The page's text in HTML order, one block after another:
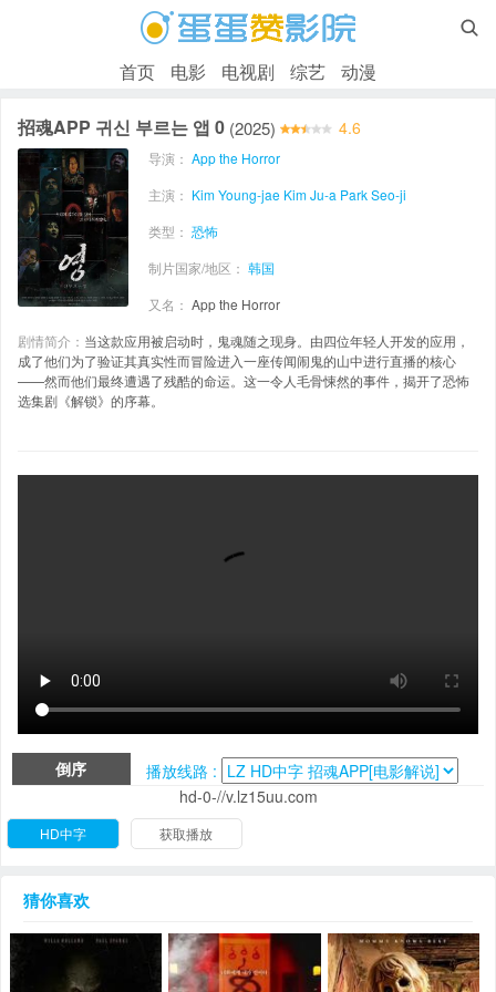

首页 电影 电视剧 综艺 动漫
招魂APP 귀신 부르는 앱 0 (2025) 4.6
导演： App the Horror
主演： Kim Young-jae Kim Ju-a Park Seo-ji
类型： 恐怖
制片国家/地区： 韩国
又名： App the Horror
剧情简介： 当这款应用被启动时，鬼魂随之现身。由四位年轻人开发的应用，
成了他们为了验证其真实性而冒险进入一座传闻闹鬼的山中进行直播的核心
——然而他们最终遭遇了残酷的命运。这一令人毛骨悚然的事件，揭开了恐怖
选集剧《解锁》的序幕。
倒序
播放线路 :
hd-0-//v.lz15uu.com
HD中字 获取播放
猜你喜欢